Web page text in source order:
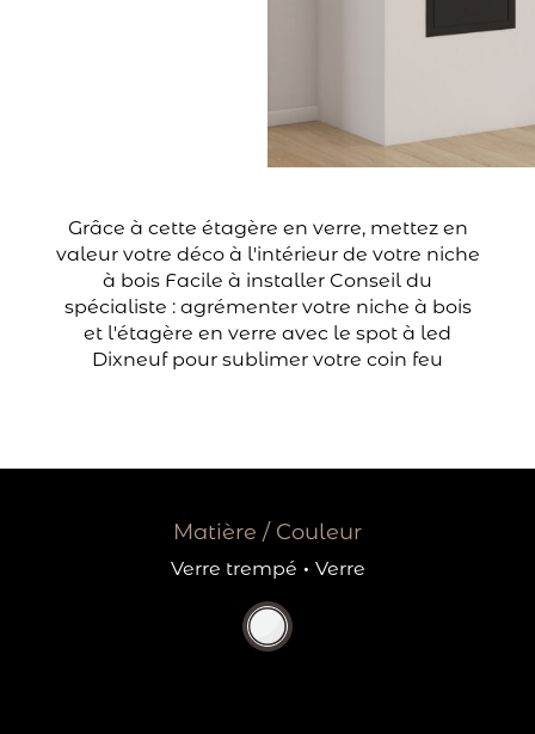
Grâce à cette étagère en verre, mettez en
valeur votre déco à l'intérieur de votre niche
à bois Facile à installer Conseil du
spécialiste : agrémenter votre niche à bois
et l'étagère en verre avec le spot à led
Dixneuf pour sublimer votre coin feu
Matière / Couleur
Verre trempé · Verre